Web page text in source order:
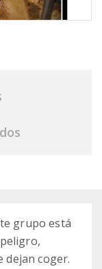
grupo está
dejan coger.